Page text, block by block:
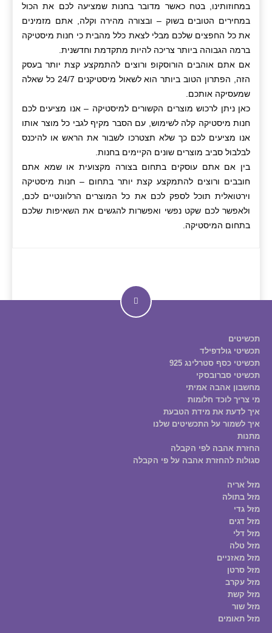
במחוזותינו, בטח כאשר מדובר בחנות שמציעה לכם את הכול
במחירים הטובים בשוק – ובצורה מהירה וקלה, אתם מזמינים
את כל החפצים שלכם מבלי לצאת כלל מהבית כי חנות מיסטיקה
ברמה הגבוהה ביותר צריכה להיות מתקדמת וחדשנית.
אם אתם אוהבים הורוסקופ ורוצים להתמקצע קצת יותר בעסק
הזה, הפתרון הטוב ביותר הוא לשאול מיסטיקנים 24/7 כל שאלה
שמעסיקה אותכם.
כאן ניתן לרכוש מוצרים הקשורים למיסטיקה – אנו מציעים לכם
חנות מיסטיקה קלה לשימוש, עם הסבר מקיף לגבי כל מוצר אותו
אנו מציעים לכם כך שלא תצטרכו לשבור את הראש או להיכנס
לבלבול סביב מוצרים שונים הקיימים בחנות.
בין אם אתם עוסקים בתחום בצורה מקצועית או שמא אתם
חובבים ורוצים להתמקצע קצת יותר בתחום – חנות מיסטיקה
וירטואלית תוכל לספק לכם את כל המוצרים הרלוונטיים לכם,
ולאפשר לכם שקט נפשי ואפשרות להגשים את השאיפות שלכם
בתחום המיסטיקה.
תכשיטים
תכשיטי גולדפילד
תכשיטי כסף סטרלינג 925
תכשיטי סברובסקי
מחשבון אהבה אמיתי
מי צריך לוכד חלומות
איך לדעת את מידת הטבעת
איך לשמור על התכשיטים שלנו
מתנות
החזרת אהבה לפי הקבלה
סגולות להחזרת אהבה על פי הקבלה
מזל אריה
מזל בתולה
מזל גדי
מזל דגים
מזל דלי
מזל טלה
מזל מאזניים
מזל סרטן
מזל עקרב
מזל קשת
מזל שור
מזל תאומים